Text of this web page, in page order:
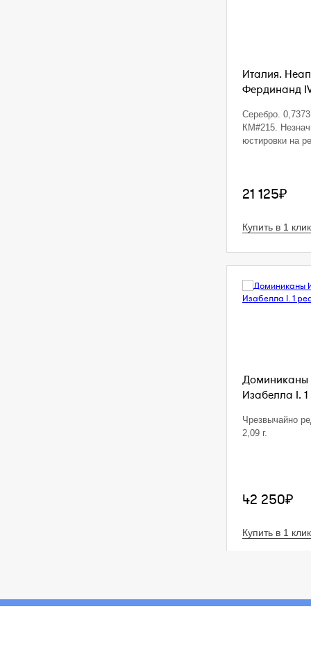
Италия.
Фердинанд
Серебро.
КМ#215.
юстировки на
21 125₽
Купить в 1 клик
Доминиканы
Изабелла I. 1
Чрезвычайно
2,09 г.
42 250₽
Купить в 1 клик